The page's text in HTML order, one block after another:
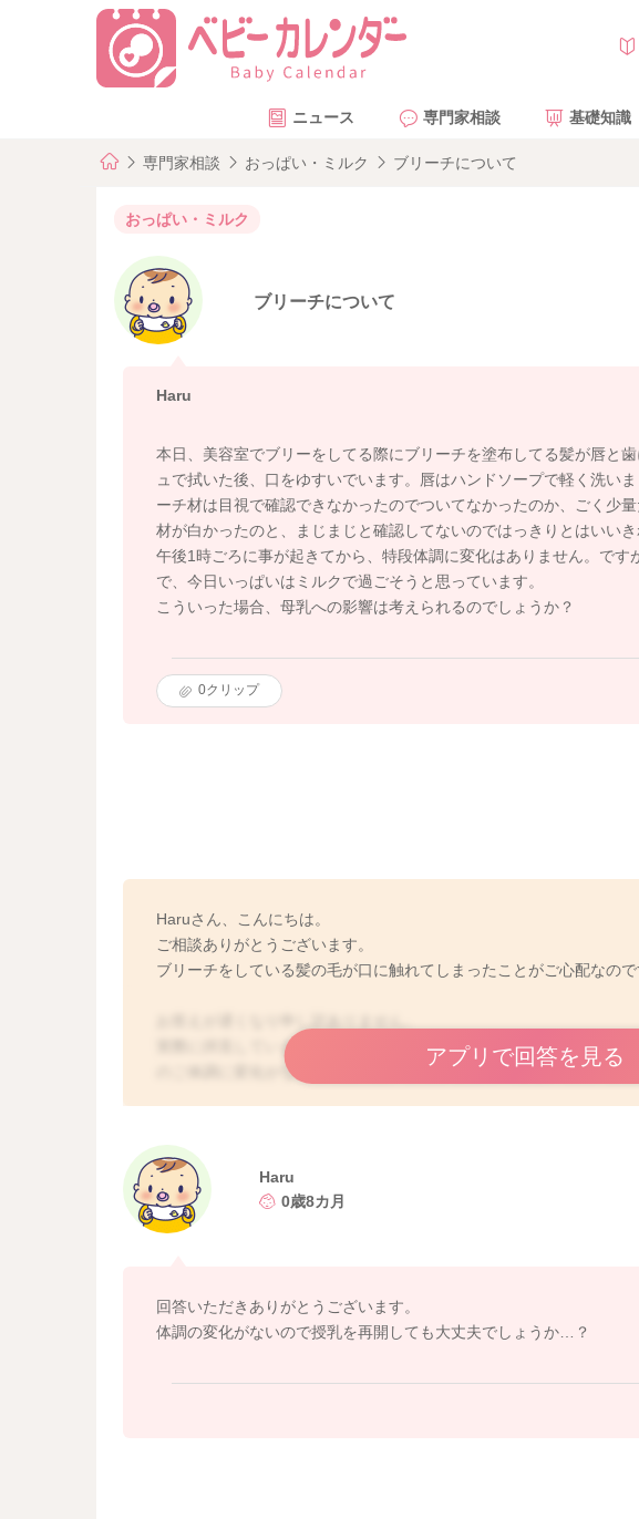
ニュース 専門家相談 基礎知識
専門家相談 おっぱい・ミルク ブリーチについて
おっぱい・ミルク
ブリーチについて
Haru
本日、美容室でブリーをしてる際にブリーチを塗布してる髪が唇と
ュで拭いた後、口をゆすいでいます。唇はハンドソープで軽く洗い
ーチ材は目視で確認できなかったのでついてなかったのか、ごく少
材が白かったのと、まじまじと確認してないのではっきりとはいいき
午後1時ごろに事が起きてから、特段体調に変化はありません。です
で、今日いっぱいはミルクで過ごそうと思っています。
こういった場合、母乳への影響は考えられるのでしょうか？
0クリップ
Haruさん、こんにちは。
ご相談ありがとうございます。
ブリーチをしている髪の毛が口に触れてしまったことがご心配なので
実際に拝見していませんので、お使いのブリーチ剤がどのような成
のご体調に変化がないのであれば、ご様子を見ていただいて良いと思
アプリで回答を見る
Haru
0歳8カ月
回答いただきありがとうございます。
体調の変化がないので授乳を再開しても大丈夫でしょうか…？